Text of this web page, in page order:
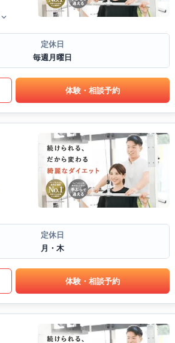
定休日
毎週月曜日
体験・相談予約
定休日
月・木
体験・相談予約